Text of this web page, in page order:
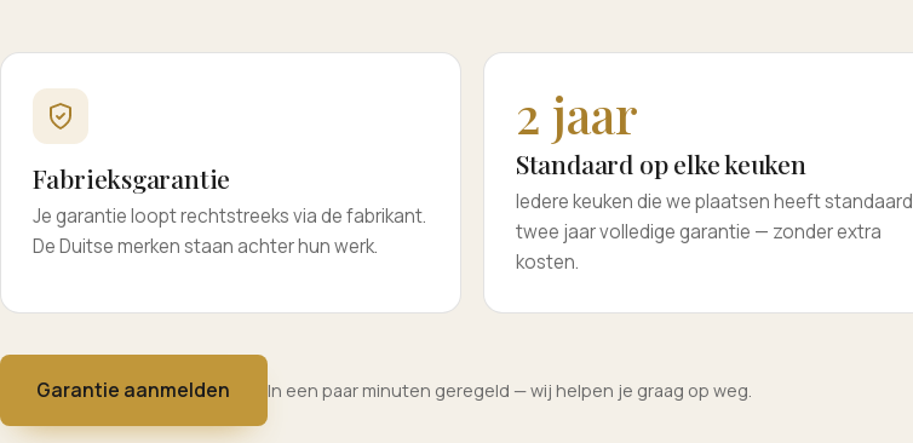
Fabrieksgarantie
Je garantie loopt rechtstreeks via de fabrikant.
De Duitse merken staan achter hun werk.
2 jaar
Standaard op elke keuken
Iedere keuken die we plaatsen heeft standaard
twee jaar volledige garantie — zonder extra
kosten.
Garantie aanmelden In een paar minuten geregeld — wij helpen je graag op weg.